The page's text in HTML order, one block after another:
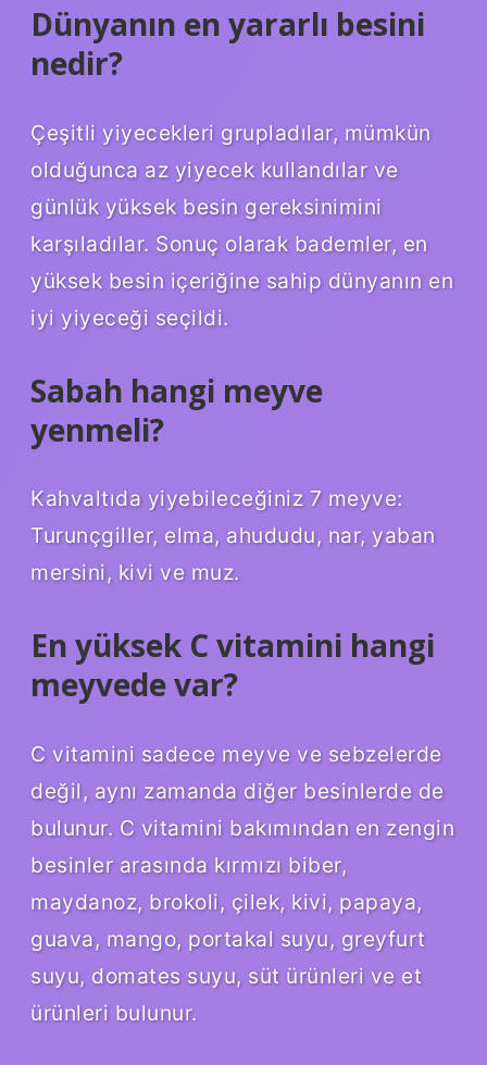
Dünyanın en yararlı besini
nedir?
Çeşitli yiyecekleri grupladılar, mümkün
olduğunca az yiyecek kullandılar ve
günlük yüksek besin gereksinimini
karşıladılar. Sonuç olarak bademler, en
yüksek besin içeriğine sahip dünyanın en
iyi yiyeceği seçildi.
Sabah hangi meyve
yenmeli?
Kahvaltıda yiyebileceğiniz 7 meyve:
Turunçgiller, elma, ahududu, nar, yaban
mersini, kivi ve muz.
En yüksek C vitamini hangi
meyvede var?
C vitamini sadece meyve ve sebzelerde
değil, aynı zamanda diğer besinlerde de
bulunur. C vitamini bakımından en zengin
besinler arasında kırmızı biber,
maydanoz, brokoli, çilek, kivi, papaya,
guava, mango, portakal suyu, greyfurt
suyu, domates suyu, süt ürünleri ve et
ürünleri bulunur.